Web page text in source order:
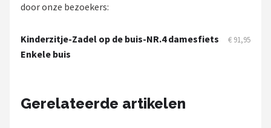
door onze bezoekers:
Kinderzitje-Zadel op de buis-NR.4 damesfiets
Enkele buis
€ 91,95
Gerelateerde artikelen